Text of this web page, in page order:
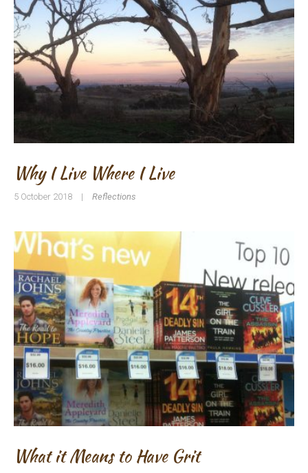
Why I Live Where I Live
5 October 2018 | Reflections
What it Means to Have Grit